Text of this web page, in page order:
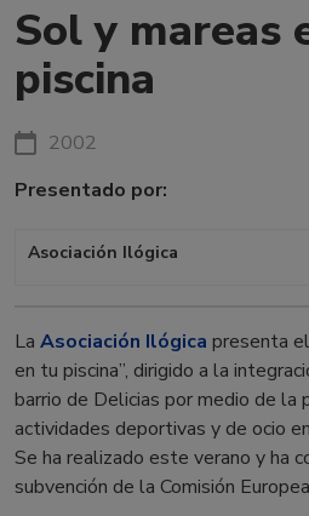
Sol y mareas
piscina
2002
Presentado por:
Asociación Ilógica
La Asociación Ilógica presenta
en tu piscina”, dirigido a la
barrio de Delicias por medio de la
actividades deportivas y de ocio
Se ha realizado este verano y ha
subvención de la Comisión